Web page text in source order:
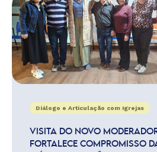
Diálogo e Articulação com Igrejas
VISITA DO NOVO
FORTALECE COMPROMISSO